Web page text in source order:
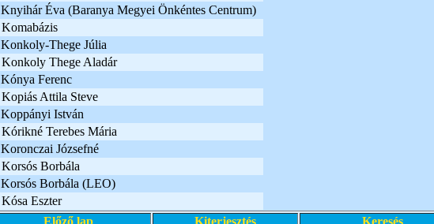
Knyihár Éva (Baranya Megyei Önkéntes Centrum)
Komabázis
Konkoly-Thege Júlia
Konkoly Thege Aladár
Kónya Ferenc
Kopiás Attila Steve
Koppányi István
Kórikné Terebes Mária
Koronczai Józsefné
Korsós Borbála
Korsós Borbála (LEO)
Kósa Eszter
Előző lap
Kiterjesztés Keresés